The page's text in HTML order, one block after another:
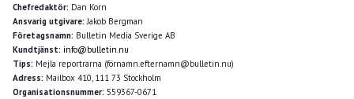
Chefredaktör: Dan Korn
Ansvarig utgivare: Jakob Bergman
Företagsnamn: Bulletin Media Sverige AB
Kundtjänst: info@bulletin.nu
Tips: Mejla reportrarna (förnamn.efternamn@bulletin.nu)
Adress: Mailbox 410, 111 73 Stockholm
Organisationsnummer: 559367-0671